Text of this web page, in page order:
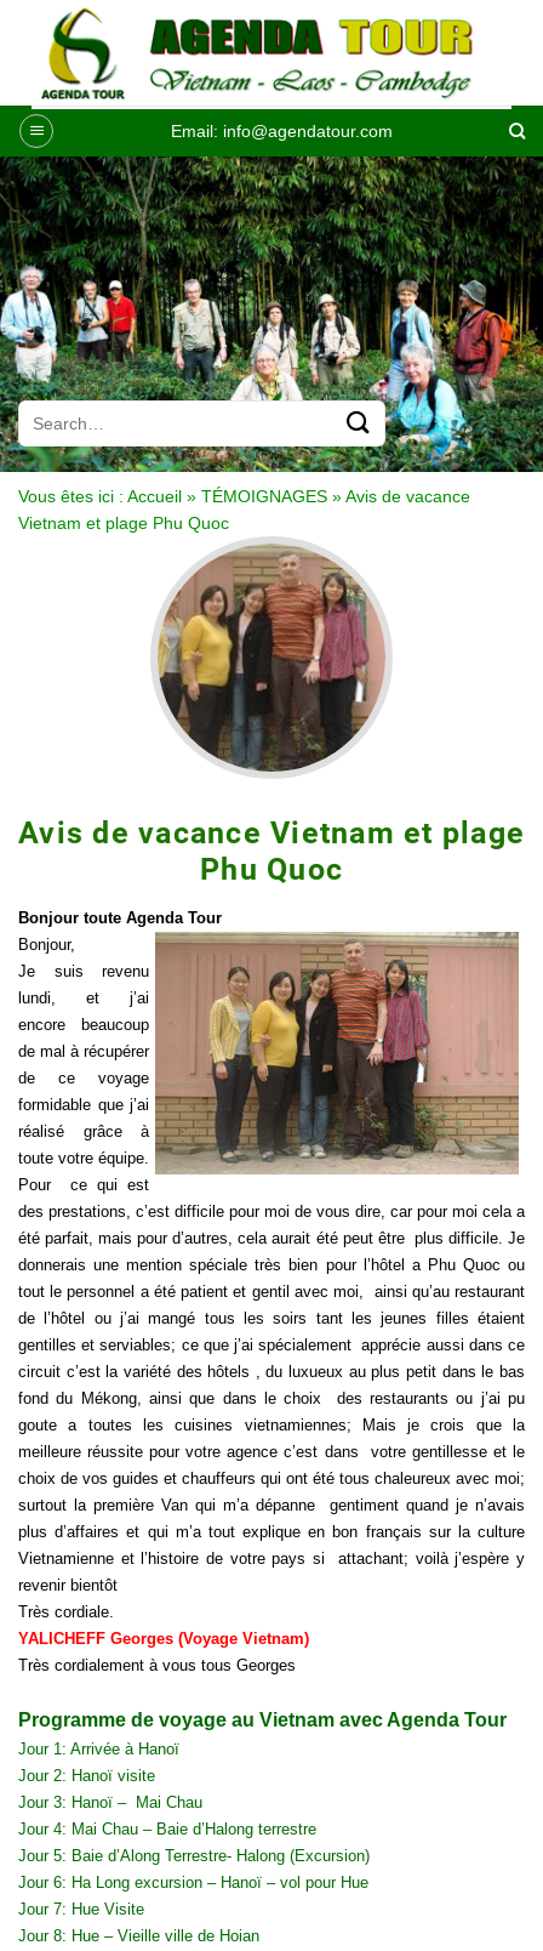
contenu
Email: info@agendatour.com
Vous êtes ici : Accueil » TÉMOIGNAGES »Avis de vacance
Vietnam et plage Phu Quoc
Avis de vacance Vietnam et plage
Phu Quoc
Bonjour toute Agenda Tour
Bonjour,
Je suis revenu
lundi, et j’ai
encore beaucoup
de mal à récupérer
de ce voyage
formidable que j’ai
réalisé grâce à
toute votre équipe.
Pour ce qui est
des prestations, c’est difficile pour moi de vous dire, car pour moi cela a
été parfait, mais pour d’autres, cela aurait été peut être plus difficile. Je
donnerais une mention spéciale très bien pour l’hôtel a Phu Quoc ou
tout le personnel a été patient et gentil avec moi, ainsi qu’au restaurant
de l’hôtel ou j’ai mangé tous les soirs tant les jeunes filles étaient
gentilles et serviables; ce que j’ai spécialement apprécie aussi dans ce
circuit c’est la variété des hôtels , du luxueux au plus petit dans le bas
fond du Mékong, ainsi que dans le choix des restaurants ou j’ai pu
goute a toutes les cuisines vietnamiennes; Mais je crois que la
meilleure réussite pour votre agence c’est dans votre gentillesse et le
choix de vos guides et chauffeurs qui ont été tous chaleureux avec moi;
surtout la première Van qui m’a dépanne gentiment quand je n’avais
plus d’affaires et qui m’a tout explique en bon français sur la culture
Vietnamienne et l’histoire de votre pays si attachant; voilà j’espère y
revenir bientôt
Très cordiale.
YALICHEFF Georges (Voyage Vietnam)
Très cordialement à vous tous Georges
Programme de voyage au Vietnam avec Agenda Tour
Jour 1: Arrivée à Hanoï
Jour 2: Hanoï visite
Jour 3: Hanoï – Mai Chau
Jour 4: Mai Chau – Baie d’Halong terrestre
Jour 5: Baie d’Along Terrestre- Halong (Excursion)
Jour 6: Ha Long excursion – Hanoï – vol pour Hue
Jour 7: Hue Visite
Jour 8: Hue – Vieille ville de Hoian